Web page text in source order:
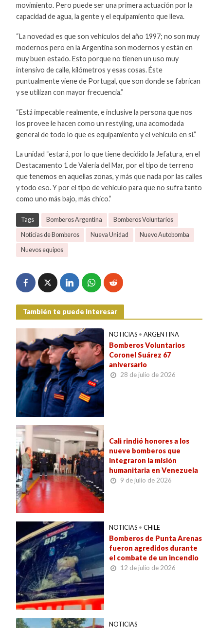
movimiento. Pero puede ser una primera actuación por la
capacidad de agua, la gente y el equipamiento que lleva.
“La novedad es que son vehículos del año 1997; no son muy
modernos pero en la Argentina son modernos y están en
muy buen estado. Esto porque no tienen un uso muy
intensivo de calle, kilómetros y esas cosas. Éste
puntualmente viene de Portugal, que son donde se fabrican
y se utilizan con mayor frecuencia.”
“Está impecable realmente, e inclusive la persona que nos
los provee le hacen como un restyling, una acomodada
general de todo lo que es equipamiento y el vehículo en sí.”
La unidad “estará, por lo que tiene decidido la Jefatura, en el
Destacamento 1 de Valeria del Mar, por el tipo de terreno
que tenemos en aquellas zonas, y más que nada por las calles
y todo eso. Y por el tipo de vehículo para que no sufra tanto
como uno más bajo, más chico.”
Tags Bomberos Argentina Bomberos Voluntarios
Noticias de Bomberos Nueva Unidad Nuevo Autobomba
Nuevos equipos
También te puede interesar
NOTICIAS • ARGENTINA
Bomberos Voluntarios
Coronel Suárez 67
aniversario
28 de julio de 2026
Cali rindió honores a los
nueve bomberos que
integraron la misión
humanitaria en Venezuela
9 de julio de 2026
NOTICIAS • CHILE
Bomberos de Punta Arenas
fueron agredidos durante
el combate de un incendio
12 de julio de 2026
NOTICIAS